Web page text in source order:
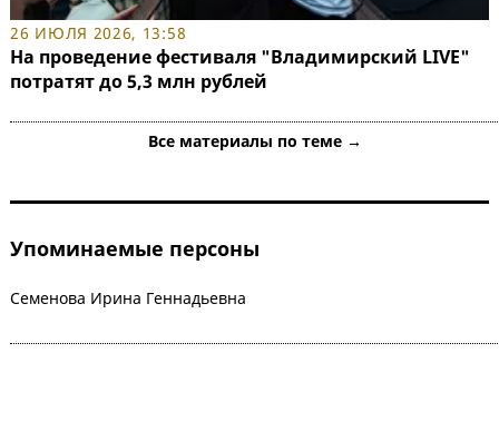
26 ИЮЛЯ 2026, 13:58
На проведение фестиваля "Владимирский LIVE"
потратят до 5,3 млн рублей
Все материалы по теме →
Упоминаемые персоны
Семенова Ирина Геннадьевна